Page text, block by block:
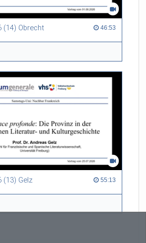
(14) Obrecht 46:53
(13) Gelz 55:13